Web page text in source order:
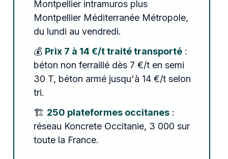
Montpellier intramuros plus
Montpellier Méditerranée Métropole,
du lundi au vendredi.
💰 Prix 7 à 14 €/t traité transporté:
béton non ferraillé dès 7 €/t en semi
30 T, béton armé jusqu'à 14 €/t selon
tri.
🏗️ 250 plateformes occitanes:
réseau Koncrete Occitanie, 3 000 sur
toute la France.